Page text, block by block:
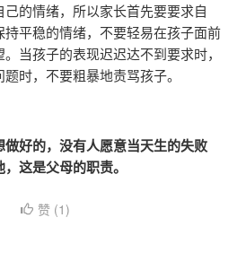
的情绪，所以家长首先要要求自
平稳的情绪，不要轻易在孩子面前
当孩子的表现迟迟达不到要求时，
时，不要粗暴地责骂孩子。
好的，没有人愿意当天生的失败
这是父母的职责。
赞 (1)